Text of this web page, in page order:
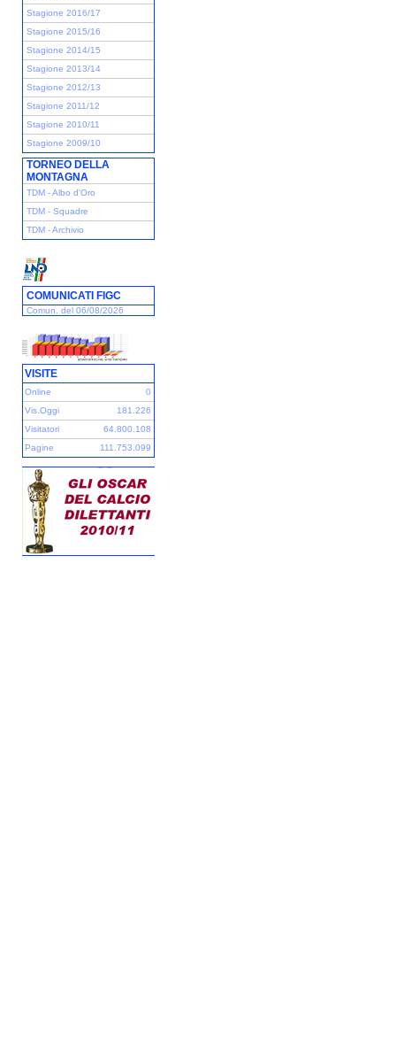
Stagione 2016/17
Stagione 2015/16
Stagione 2014/15
Stagione 2013/14
Stagione 2012/13
Stagione 2011/12
Stagione 2010/11
Stagione 2009/10
TORNEO DELLA
MONTAGNA
TDM - Albo d'Oro
TDM - Squadre
TDM - Archivio
COMUNICATI FIGC
Comun. del 06/08/2026
VISITE
Online
0
Vis.Oggi
181.226
Visitatori
64.800.108
Pagine
111.753.099